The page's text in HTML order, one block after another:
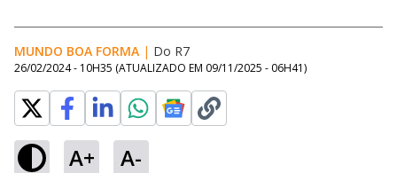
MUNDO BOA FORMA | Do R7
26/02/2024 - 10H35 (ATUALIZADO EM 09/11/2025 - 06H41)
A+ A-